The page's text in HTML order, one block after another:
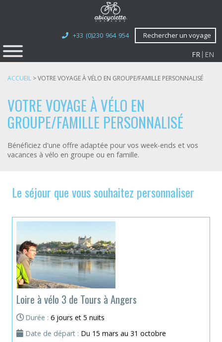
+33 (0)230 964 954 Rechercher un voyage
FR EN
ACCUEIL >VOTRE VOYAGE À VÉLO EN GROUPE/FAMILLE PERSONNALISÉ
VOTRE VOYAGE À VÉLO EN
GROUPE/FAMILLE PERSONNALISÉ
Bénéficiez d'une offre adaptée pour vos week-ends et vos
vacances à vélo en groupe ou en famille.
Le séjour que vous souhaitez personnaliser
Loire à vélo 3 de Tours à Angers
Durée : 6 jours et 5 nuits
Date de départ : Du 15 mars au 31 octobre